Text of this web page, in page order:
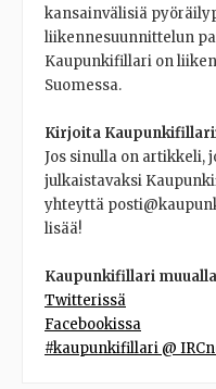
kansainvälisiä
liikennesuunnittelun
Kaupunkifillari on
Suomessa.
Kirjoita
Jos sinulla on artikkeli,
julkaistavaksi
yhteyttä
lisää!
Kaupunkifillari
Twitterissä
Facebookissa
#kaupunkifillari @